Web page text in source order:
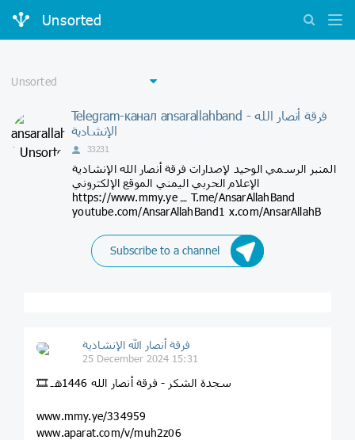
Unsorted
Telegram-канал ansarallahband - فرقة أنصار الله
الإنشادية
33231
المنبر الرسمي الوحيد لإصدارات فرقة أنصار الله الإنشادية
الإعلام الحربي اليمني الموقع الإلكتروني
https://www.mmy.ye ــ T.me/AnsarAllahBand
youtube.com/AnsarAllahBand1 x.com/AnsarAllahB
Subscribe to a channel
فرقة أنصار الله الإنشادية
25 December 2024 15:31
🎞 سجدة الشكر - فرقة أنصار الله 1446هـ
www.mmy.ye/334959
www.aparat.com/v/muh2z06